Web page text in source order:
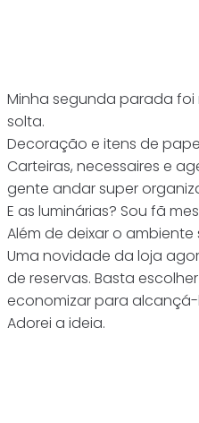
Minha segunda parada
solta.
Decoração e itens de
Carteiras, necessaires e
gente andar super
E as luminárias? Sou fã
Além de deixar o ambiente
Uma novidade da loja
de reservas. Basta
economizar para alcançá-
Adorei a ideia.